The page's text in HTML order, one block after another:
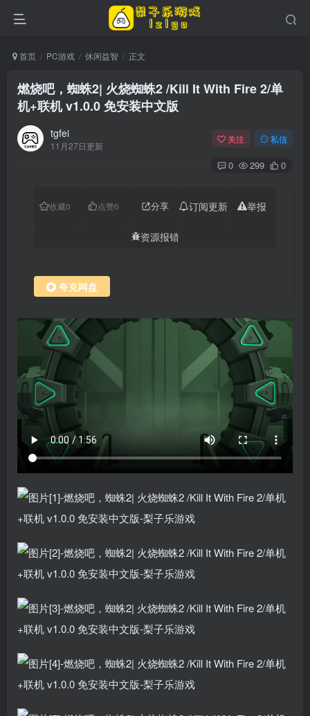
首页 PC游戏 休闲益智 正文
燃烧吧，蜘蛛2| 火烧蜘蛛2 /Kill It With Fire 2/单
机+联机 v1.0.0 免安装中文版
tgfei
11月27日更新
关注 私信
0 299 0
收藏0 点赞0 分享 订阅更新 举报
资源报错
夸克网盘